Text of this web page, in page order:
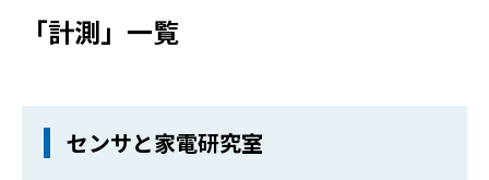
「計測」一覧
センサと家電研究室